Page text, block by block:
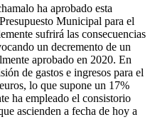
ha aprobado esta
Municipal para el
sufrirá las consecuencias
un decremento de un
aprobado en 2020. En
de gastos e ingresos para el
lo que supone un 17%
ha empleado el consistorio
ascienden a fecha de hoy a